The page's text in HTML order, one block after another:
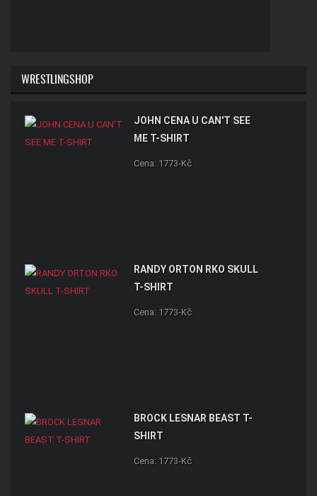
WRESTLINGSHOP
JOHN CENA U CAN'T SEE
ME T-SHIRT
Cena: 1773-Kč
RANDY ORTON RKO SKULL
T-SHIRT
Cena: 1773-Kč
BROCK LESNAR BEAST T-
SHIRT
Cena: 1773-Kč